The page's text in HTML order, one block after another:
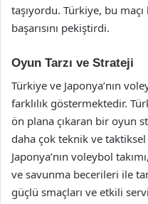
taşıyordu. Türkiye, bu
başarısını pekiştirdi.
Oyun Tarzı ve Strateji
Türkiye ve Japonya’nın
farklılık göstermektedir.
ön plana çıkaran bir oyun
daha çok teknik ve taktiksel
Japonya’nın voleybol
ve savunma becerileri ile
güçlü smaçları ve etkili